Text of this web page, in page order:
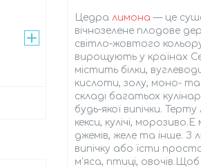
Цедра лимона — це
вічнозелене плодове
світло-жовтого
вирощують у країнах
містить білки,
кислоти, золу, моно- та
складі багатьох
будь-якої випічки.
кекси, кулічі,
джемів, желе та інше. З
випічку або їсти
м'яса, птиці,